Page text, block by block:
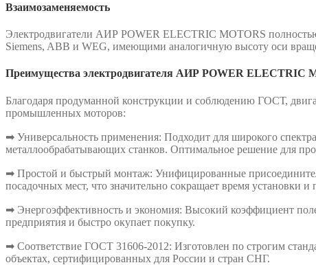
Взаимозаменяемость
Электродвигатели АИР POWER ELECTRIC MOTORS
Siemens, ABB и WEG, имеющими аналогичную высоту оси
Преимущества электродвигателя АИР POWER ELECTRIC
Благодаря продуманной конструкции и соблюдению ГОСТ,
промышленных моторов:
➡ Универсальность применения: Подходит для широкого
металлообрабатывающих станков. Оптимальное решение для
➡ Простой и быстрый монтаж: Унифицированные
посадочных мест, что значительно сокращает время установки и
➡ Энергоэффективность и экономия: Высокий коэффициент
предприятия и быстро окупает покупку.
➡ Соответствие ГОСТ 31606-2012: Изготовлен по строгим
объектах, сертифицированных для России и стран СНГ.